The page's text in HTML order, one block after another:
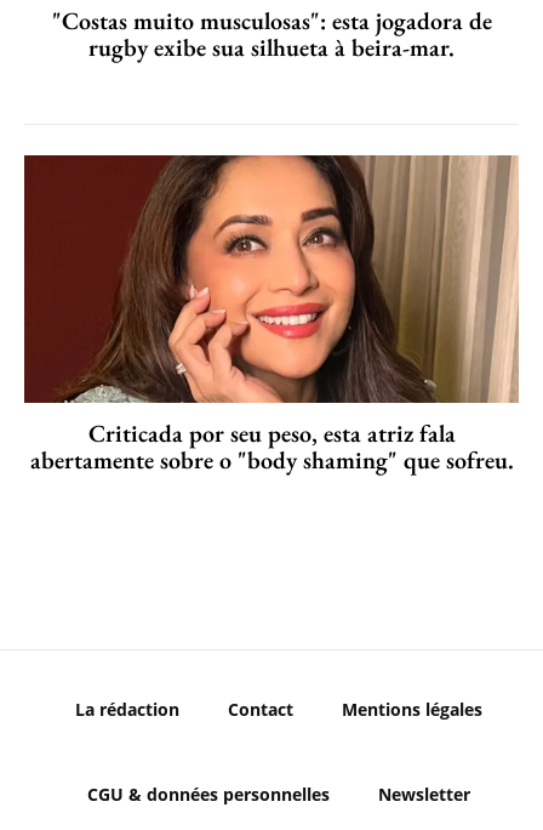
"Costas muito musculosas": esta jogadora de
rugby exibe sua silhueta à beira-mar.
Criticada por seu peso, esta atriz fala
abertamente sobre o "body shaming" que sofreu.
La rédaction Contact Mentions légales
CGU & données personnelles Newsletter